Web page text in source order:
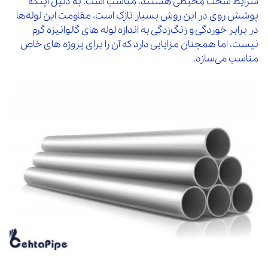
پوشش روی در این روش بسیار نازک است، مقاومت این لوله‌ها
در برابر خوردگی و زنگ‌زدگی به اندازه لوله‌ های گالوانیزه گرم
نیست، اما همچنان مزایایی دارد که آن را برای پروژه‌ های خاص
مناسب می‌سازد.